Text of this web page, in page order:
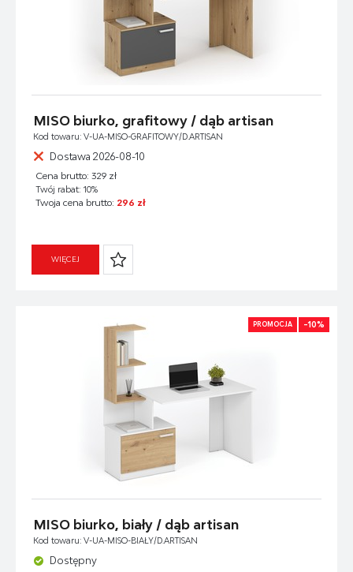
MISO biurko, grafitowy / dąb artisan
Kod towaru: V-UA-MISO-GRAFITOWY/D.ARTISAN
Dostawa 2026-08-10
Cena brutto: 329 zł
Twój rabat: 10%
Twoja cena brutto: 296 zł
WIĘCEJ
PROMOCJA -10%
MISO biurko, biały / dąb artisan
Kod towaru: V-UA-MISO-BIAŁY/D.ARTISAN
Dostępny